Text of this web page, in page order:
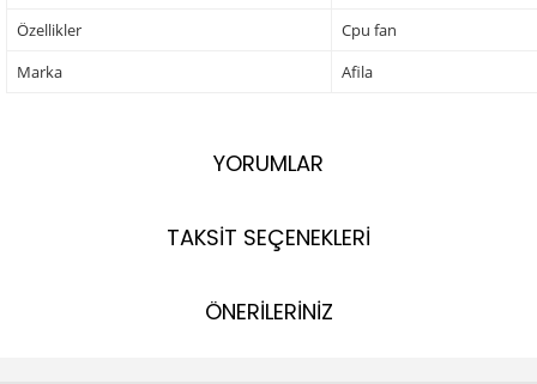
Özellikler
Cpu fan
Marka
Afila
YORUMLAR
TAKSİT SEÇENEKLERİ
ÖNERİLERİNİZ